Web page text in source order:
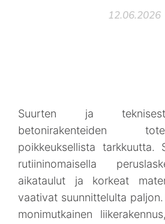
12.06.2026
Suurten ja
betonirakenteiden
poikkeuksellista tarkkuutta.
rutiininomaisella
aikataulut ja korkeat
vaativat suunnittelulta
monimutkainen